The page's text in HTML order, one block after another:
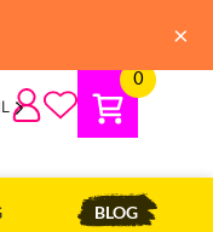
0
BLOG
×